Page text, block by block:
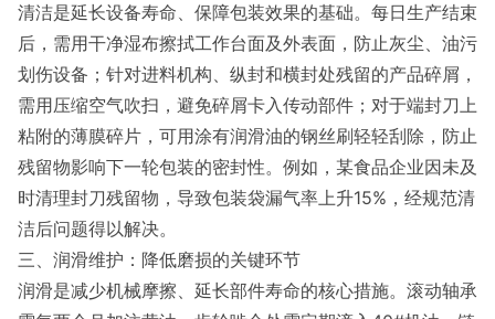
清洁是延长设备寿命、保障包装效果的基础。每日生产结束
后，需用干净湿布擦拭工作台面及外表面，防止灰尘、油污
划伤设备；针对进料机构、纵封和横封处残留的产品碎屑，
需用压缩空气吹扫，避免碎屑卡入传动部件；对于端封刀上
粘附的薄膜碎片，可用涂有润滑油的钢丝刷轻轻刮除，防止
残留物影响下一轮包装的密封性。例如，某食品企业因未及
时清理封刀残留物，导致包装袋漏气率上升15%，经规范清
洁后问题得以解决。
三、润滑维护：降低磨损的关键环节
润滑是减少机械摩擦、延长部件寿命的核心措施。滚动轴承